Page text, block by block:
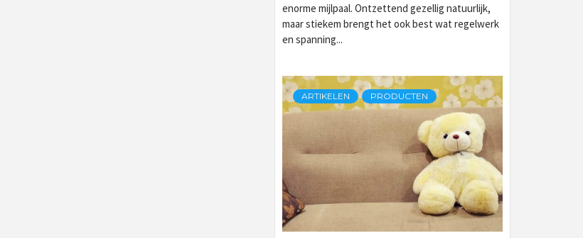
enorme mijlpaal. Ontzettend gezellig natuurlijk,
maar stiekem brengt het ook best wat regelwerk
en spanning...
ARTIKELEN PRODUCTEN